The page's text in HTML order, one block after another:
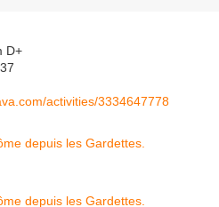
D+
activities/3334647778